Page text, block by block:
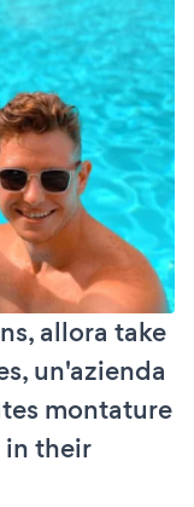
allora take
un'azienda
montature
in their